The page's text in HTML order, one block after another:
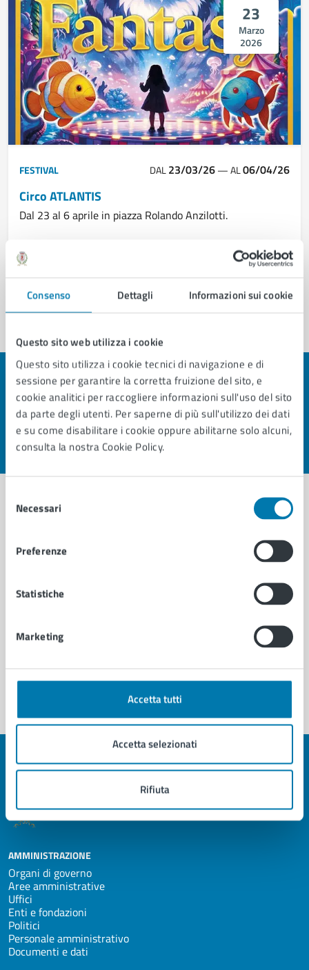
Consenso Dettagli Informazioni sui cookie
Questo sito web utilizza i cookie
Questo sito utilizza i cookie tecnici di navigazione e di
sessione per garantire la corretta fruizione del sito, e
cookie analitici per raccogliere informazioni sull'uso del sito
da parte degli utenti. Per saperne di più sull'utilizzo dei dati
e su come disabilitare i cookie oppure abilitarne solo alcuni,
consulta la nostra Cookie Policy.
delNecessari
Preferenze
Statistiche
Marketing
Accetta tutti
Accetta selezionati
Rifiuta
23
Marzo
2026
FESTIVAL DAL23/03/26—AL06/04/26
Circo ATLANTIS
Dal 23 al 6 aprile in piazza Rolando Anzilotti.
LEGGI DI PIÙ
Quanto sono chiare le informazioni su questa
pagina?
Valuta 5 stelle su 5
Valuta 4 stelle su 5
Valuta 3 stelle su 5
Valuta 2 stelle su 5
Valuta 1 stelle su 5
Leggi le domande frequenti
Richiedi assistenza
Problemi in città
Città di Pescia
AMMINISTRAZIONE
Organi di governo
Aree amministrative
Uffici
Enti e fondazioni
Politici
Personale amministrativo
Documenti e dati